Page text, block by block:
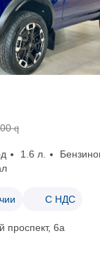
q
1.6 л.
С НДС
проспект, 6а